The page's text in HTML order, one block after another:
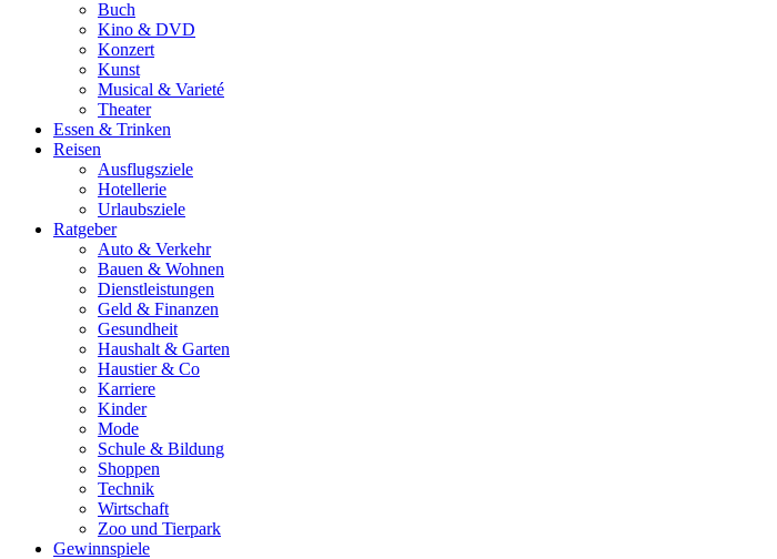
Buch
Kino & DVD
Konzert
Kunst
Musical & Varieté
Theater
Essen & Trinken
Reisen
Ausflugsziele
Hotellerie
Urlaubsziele
Ratgeber
Auto & Verkehr
Bauen & Wohnen
Dienstleistungen
Geld & Finanzen
Gesundheit
Haushalt & Garten
Haustier & Co
Karriere
Kinder
Mode
Schule & Bildung
Shoppen
Technik
Wirtschaft
Zoo und Tierpark
Gewinnspiele